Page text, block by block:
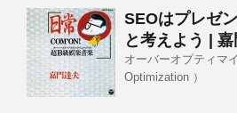
SEOはプレゼ
と考えよう | 嘉
オーバーオプティマ
Optimization ）